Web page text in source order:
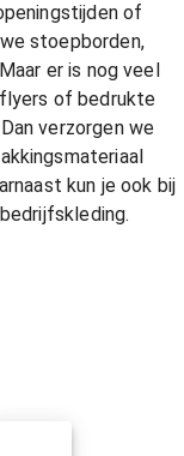
of
stoepborden,
er is nog veel
of bedrukte
verzorgen we
kun je ook bij